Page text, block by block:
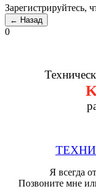
Зарегистрируйтесь,
0
Я всегда
Позвоните мне